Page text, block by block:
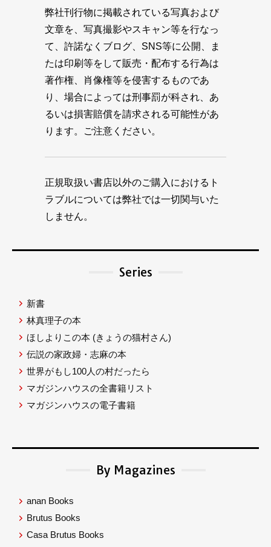
弊社刊行物に掲載されている写真および
文章を、写真撮影やスキャン等を行なっ
て、許諾なくブログ、SNS等に公開、ま
たは印刷等をして販売・配布する行為は
著作権、肖像権等を侵害するものであ
り、場合によっては刑事罰が科され、あ
るいは損害賠償を請求される可能性があ
ります。ご注意ください。
正規取扱い書店以外のご購入におけるト
ラブルについては弊社では一切関与いた
しません。
Series
新書
林真理子の本
ほしよりこの本 (きょうの猫村さん)
伝説の家政婦・志麻の本
世界がもし100人の村だったら
マガジンハウスの全書籍リスト
マガジンハウスの電子書籍
By Magazines
anan Books
Brutus Books
Casa Brutus Books